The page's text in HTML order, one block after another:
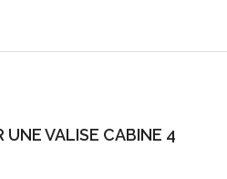
UNE VALISE CABINE 4